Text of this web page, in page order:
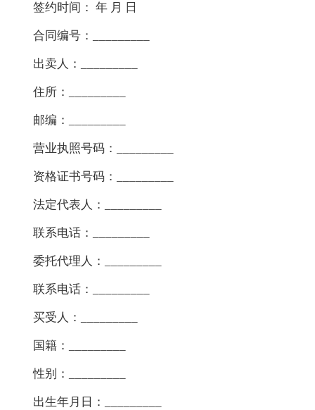
签约时间： 年 月 日
合同编号：_________
出卖人：_________
住所：_________
邮编：_________
营业执照号码：_________
资格证书号码：_________
法定代表人：_________
联系电话：_________
委托代理人：_________
联系电话：_________
买受人：_________
国籍：_________
性别：_________
出生年月日：_________